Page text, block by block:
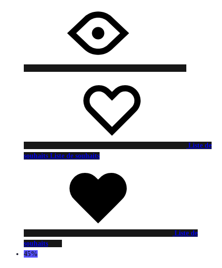
Liste de
souhaits Liste de souhaits
Liste de
souhaits
45%